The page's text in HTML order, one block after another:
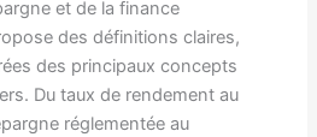
et de la finance
des définitions claires,
des principaux concepts
Du taux de rendement au
réglementée au